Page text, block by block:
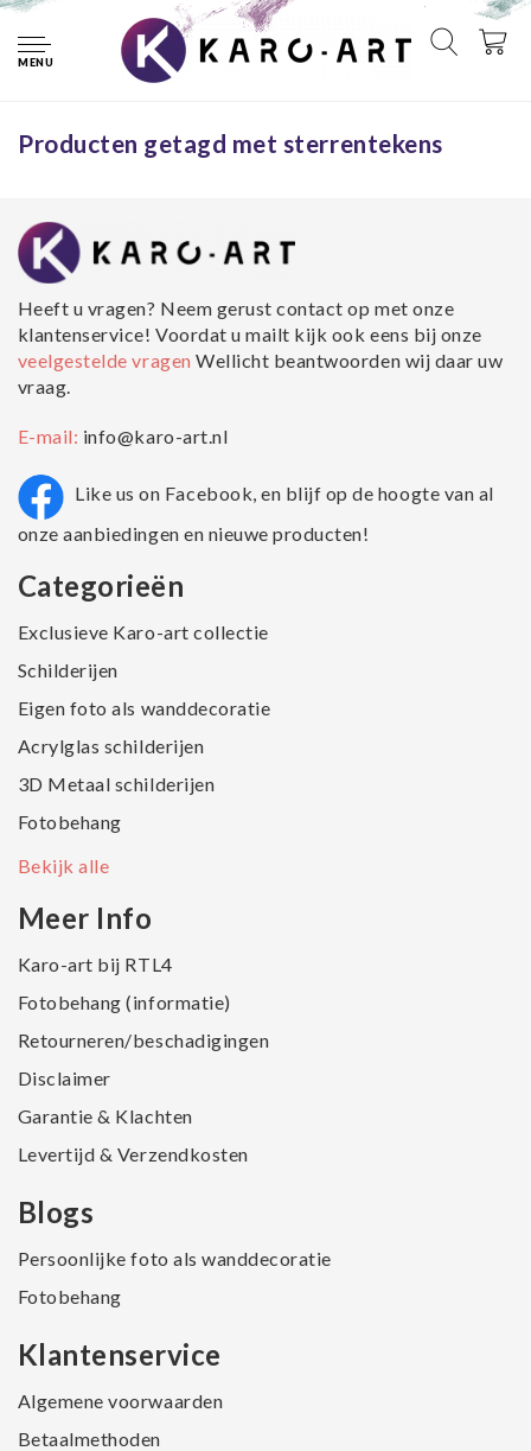
MENU
sterrentekens
Geen producten gevonden!...
Producten getagd met sterrentekens
Heeft u vragen? Neem gerust contact op met onze
klantenservice! Voordat u mailt kijk ook eens bij onze
veelgestelde vragenWellicht beantwoorden wij daar uw
vraag.
E-mail: info@karo-art.nl
Like us on Facebook, en blijf op de hoogte van al
onze aanbiedingen en nieuwe producten!
Categorieën
Exclusieve Karo-art collectie
Schilderijen
Eigen foto als wanddecoratie
Acrylglas schilderijen
3D Metaal schilderijen
Fotobehang
Bekijk alle
Meer Info
Karo-art bij RTL4
Fotobehang (informatie)
Retourneren/beschadigingen
Disclaimer
Garantie & Klachten
Levertijd & Verzendkosten
Blogs
Persoonlijke foto als wanddecoratie
Fotobehang
Klantenservice
Algemene voorwaarden
Betaalmethoden